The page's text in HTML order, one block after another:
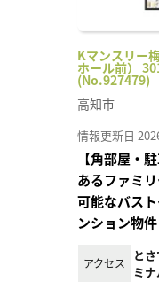
Kマンスリー
ホール前）
(No.927479)
高知市
情報更新日
【角部屋・
あるファミ
可能なバス
ンション物件
アクセス
と
ミ